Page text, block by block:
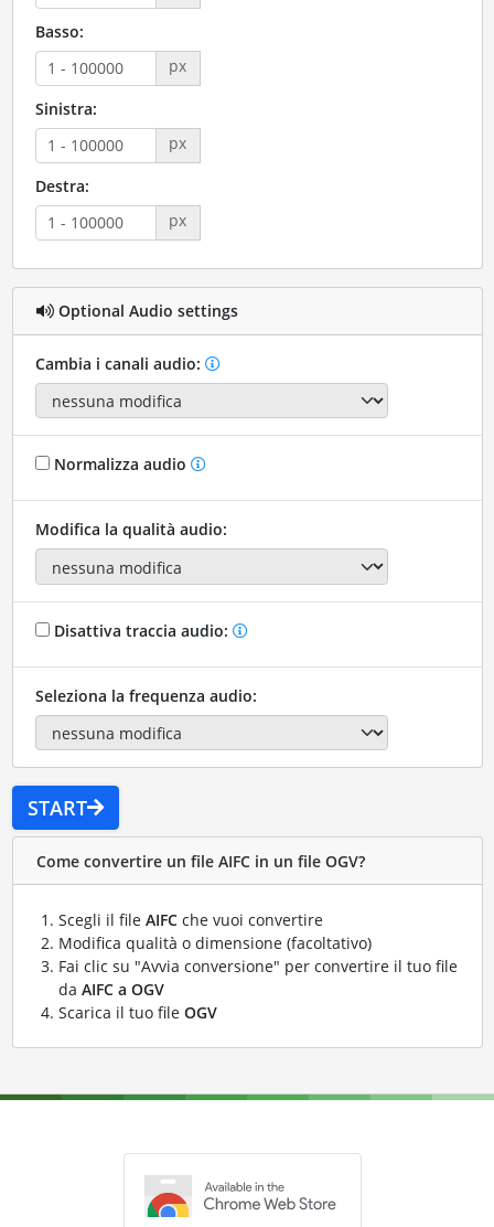
Basso:
px
Sinistra:
px
Destra:
px
Optional Audio settings
Cambia i canali audio:
Normalizza audio
Modifica la qualità audio:
Disattiva traccia audio:
Seleziona la frequenza audio:
START
Come convertire un file AIFC in un file OGV?
Scegli il file AIFCche vuoi convertire
Modifica qualità o dimensione (facoltativo)
Fai clic su "Avvia conversione" per convertire il tuo file
da AIFC a OGV
Scarica il tuo file OGV